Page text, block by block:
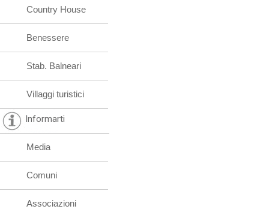
Country House
Benessere
Stab. Balneari
Villaggi turistici
Informarti
Media
Comuni
Associazioni